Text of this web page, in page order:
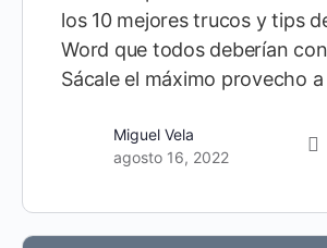
los 10 mejores trucos y tips
Word que todos deberían
Sácale el máximo provecho a
Miguel Vela
agosto 16, 2022